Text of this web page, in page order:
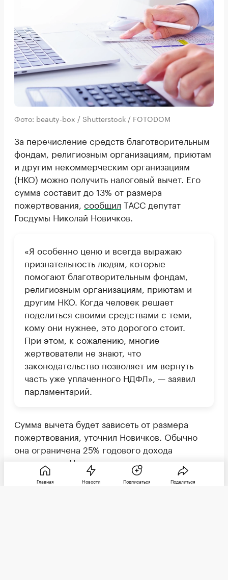
Фото: beauty-box / Shutterstock / FOTODOM
За перечисление средств благотворительным
фондам, религиозным организациям, приютам
и другим некоммерческим организациям
(НКО) можно получить налоговый вычет. Его
сумма составит до 13% от размера
пожертвования, сообщил ТАСС депутат
Госдумы Николай Новичков.
«Я особенно ценю и всегда выражаю
признательность людям, которые
помогают благотворительным фондам,
религиозным организациям, приютам и
другим НКО. Когда человек решает
поделиться своими средствами с теми,
кому они нужнее, это дорогого стоит.
При этом, к сожалению, многие
жертвователи не знают, что
законодательство позволяет им вернуть
часть уже уплаченного НДФЛ», — заявил
парламентарий.
Сумма вычета будет зависеть от размера
пожертвования, уточнил Новичков. Обычно
она ограничена 25% годового дохода
гражданина. Например, если гражданин
платит НДФЛ по ставке 13% и пожертвовал 100
тыс. руб., то с помощью вычета он сможет
Главная Новости Подписаться Поделиться